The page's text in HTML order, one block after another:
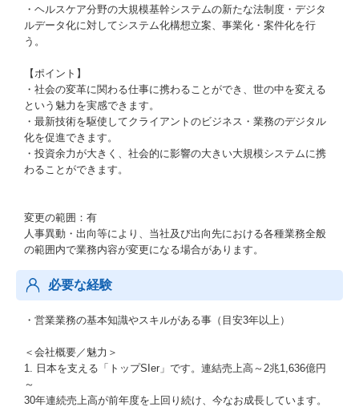
・ヘルスケア分野の大規模基幹システムの新たな法制度・デジタ
ルデータ化に対してシステム化構想立案、事業化・案件化を行
う。
【ポイント】
・社会の変革に関わる仕事に携わることができ、世の中を変える
という魅力を実感できます。
・最新技術を駆使してクライアントのビジネス・業務のデジタル
化を促進できます。
・投資余力が大きく、社会的に影響の大きい大規模システムに携
わることができます。
変更の範囲：有
人事異動・出向等により、当社及び出向先における各種業務全般
の範囲内で業務内容が変更になる場合があります。
必要な経験
・営業業務の基本知識やスキルがある事（目安3年以上）
＜会社概要／魅力＞
1. 日本を支える「トップSIer」です。連結売上高～2兆1,636億円
～
30年連続売上高が前年度を上回り続け、今なお成長しています。